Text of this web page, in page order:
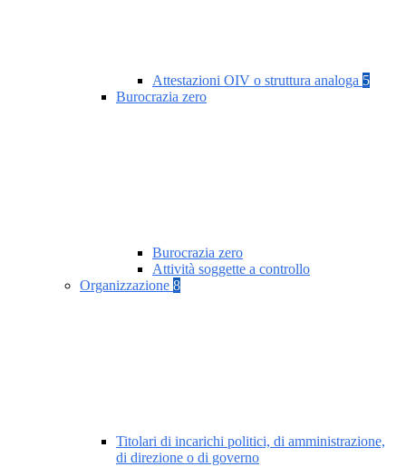
Attestazioni OIV o struttura analoga 5
Burocrazia zero
Burocrazia zero
Attività soggette a controllo
Organizzazione 8
Titolari di incarichi politici, di amministrazione,
di direzione o di governo